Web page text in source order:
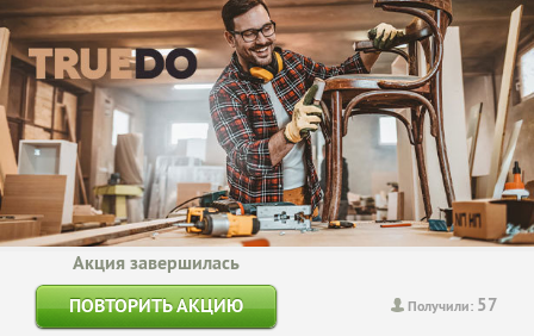
Получили: 57
Акция завершилась
ПОВТОРИТЬ АКЦИЮ